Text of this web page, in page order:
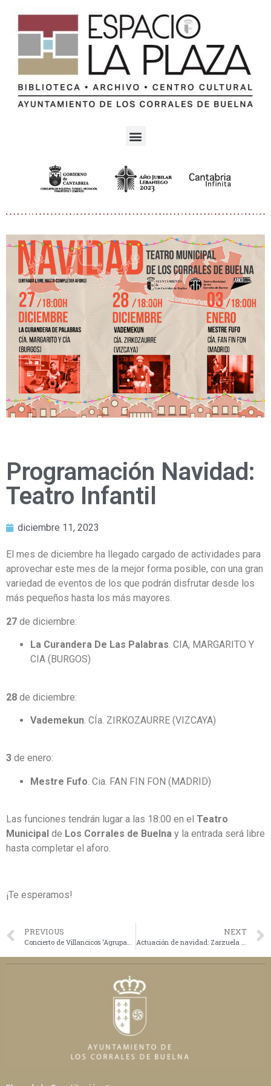
Programación Navidad:
Teatro Infantil
diciembre 11, 2023
El mes de diciembre ha llegado cargado de actividades para
aprovechar este mes de la mejor forma posible, con una gran
variedad de eventos de los que podrán disfrutar desde los
más pequeños hasta los más mayores.
27 de diciembre:
La Curandera De Las Palabras. CIA, MARGARITO Y
CIA (BURGOS)
28 de diciembre:
Vademekun. CÍa. ZIRKOZAURRE (VIZCAYA)
3 de enero:
Mestre Fufo . Cia. FAN FIN FON (MADRID)
Las funciones tendrán lugar a las 18:00 en el Teatro
Municipal de Los Corrales de Buelna y la entrada será libre
hasta completar el aforo.
¡Te esperamos!
PREVIOUS
Concierto de Villancicos ‘Agrupación Pulso y Púa Fresneda’
NEXT
Actuación de navidad: Zarzuela de la mano de ‘Los amigos del arte de Cantabria’